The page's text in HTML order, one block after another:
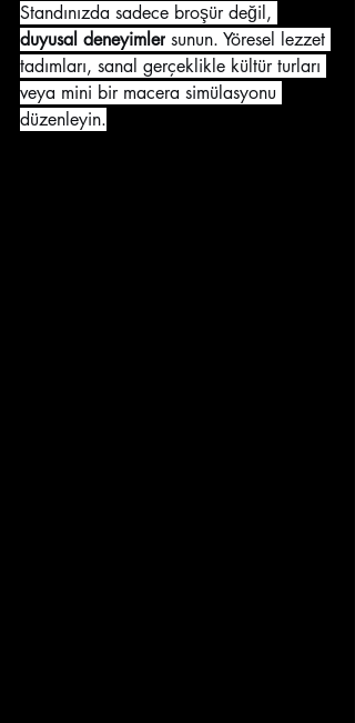
Standınızda sadece broşür değil,
duyusal deneyimler sunun. Yöresel lezzet
tadımları, sanal gerçeklikle kültür turları
veya mini bir macera simülasyonu
düzenleyin.